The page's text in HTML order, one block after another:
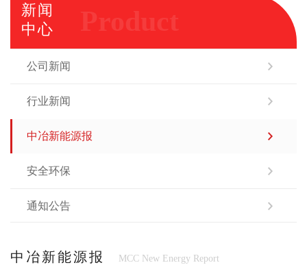
新闻
中心
公司新闻
行业新闻
中冶新能源报
安全环保
通知公告
中冶新能源报 MCC New Energy Report